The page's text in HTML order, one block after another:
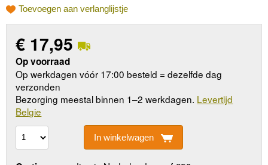
Toevoegen aan verlanglijstje
€ 17,95
Op voorraad
Op werkdagen vóór 17:00 besteld = dezelfde dag
verzonden
Bezorging meestal binnen 1–2 werkdagen. Levertijd
Belgie
In winkelwagen